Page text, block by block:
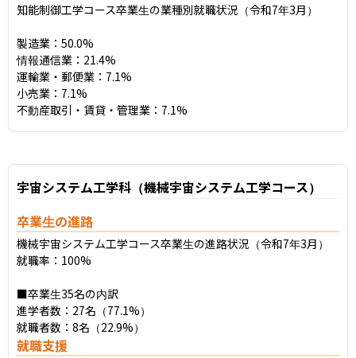
知能制御工学コース卒業生の業種別就職状況（令和7年3月）
製造業：50.0%
情報通信業：21.4%
運輸業・郵便業：7.1%
小売業：7.1%
不動産取引・賃貸・管理業：7.1%
宇宙システム工学科（機械宇宙システム工学コース）
卒業生の進路
機械宇宙システム工学コース卒業生の進路状況（令和7年3月）
就職率：100%
■卒業生35名の内訳
進学者数：27名（77.1%）
就職者数：8名（22.9%）
就職支援